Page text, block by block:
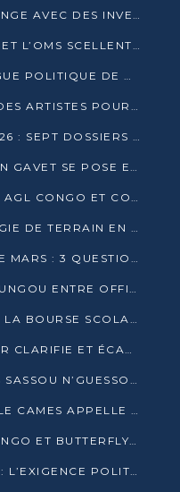
SÉNAT : PIERRE NGOLO ÉCHANGE AVEC DES INVESTISSEURS DU NUMÉRIQUE
SANTÉ : LA FONDATION SNPC ET L’OMS SCELLENT UN PARTENARIAT STRATÉGIQUE DE TROIS ANS
L’UPRN SE RETIRE DU DIALOGUE POLITIQUE DE DJAMBALA : TENSIONS DANS LE PRÉ-ÉLECTORAL CONGOLAIS
DAVE MAFOULA À L’ÉCOUTE DES ARTISTES POUR REDÉFINIR SA POLITIQUE CULTURELLE
PRÉSIDENTIELLE DE MARS 2026 : SEPT DOSSIERS DE CANDIDATURE ENREGISTRÉS À LA CLÔTURE DES DÉPÔTS
PRÉSIDENTIELLE 2026 : DESTIN GAVET SE POSE EN CANDIDAT DU « RAS-LE-BOL »
EMPLOYABILITÉ DES JEUNES : AGL CONGO ET CONGO TERMINAL S’ALLIENT À UCAC-ICAM
LE MJPU DÉPLOIE SA STRATÉGIE DE TERRAIN EN FAVEUR DE DSN
ÉLECTION PRÉSIDENTIELLE DE MARS : 3 QUESTIONS À UN EXPERT CONGOLAIS DE LA CYBERSÉCURITÉ
JOSEPH KIGNOUMBI KIA MBOUNGOU ENTRE OFFICIELLEMENT EN COURSE POUR LA PRÉSIDENTIELLE
ÉDUCATION : LA FCRM LANCE LA BOURSE SCOLAIRE FRANCINE-NTOUMI POUR PROMOUVOIR LES FILIÈRES SCIENTIFIQUES
PRÉSIDENTIELLE 2026 : LE CNR CLARIFIE ET ÉCARTE LA CANDIDATURE DU PASTEUR NTUMI
PRÉSIDENTIELLE 2026 : DENIS SASSOU N’GUESSO ANNONCE OFFICIELLEMENT SA CANDIDATURE
ENSEIGNEMENT SUPÉRIEUR : LE CAMES APPELLE À UNE UNIVERSITÉ AFRICAINE AXÉE SUR L’EMPLOYABILITÉ
BRAZZAVILLE : WIKIPÉDIA CONGO ET BUTTERFLY SCELLENT UN PARTENARIAT POUR STRUCTURER LE BÉNÉVOLAT NUMÉRIQUE
GOUVERNER PAR LA PREUVE : L’EXIGENCE POLITIQUE DU XXIᵉ SIÈCLE